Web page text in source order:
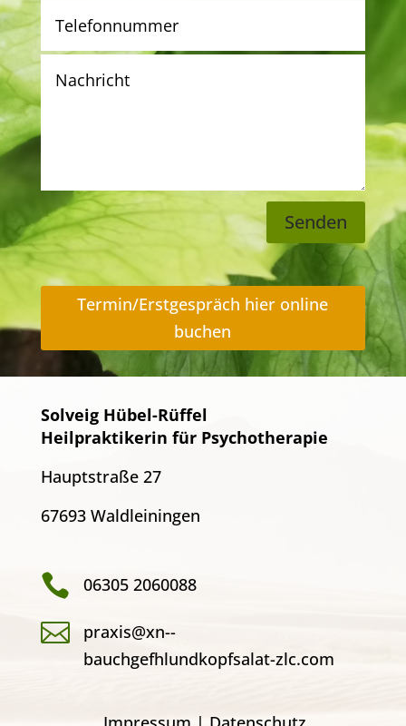
Senden
Termin/Erstgespräch hier online
buchen
Solveig Hübel-Rüffel
Heilpraktikerin für Psychotherapie
Hauptstraße 27
67693 Waldleiningen
 06305 2060088

praxis@xn--
bauchgefhlundkopfsalat-zlc.com